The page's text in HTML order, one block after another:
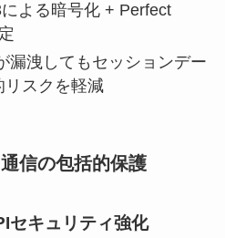
よる暗号化 + Perfect
漏洩してもセッションデー
リスクを軽減
信の包括的保護
セキュリティ強化